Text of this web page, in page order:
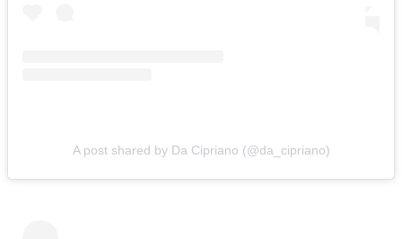
A post shared by Da Cipriano (@da_cipriano)